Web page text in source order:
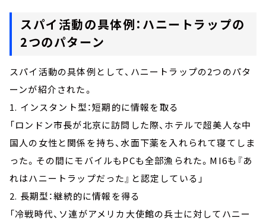
スパイ活動の具体例：ハニートラップの
2つのパターン
スパイ活動の具体例として、ハニートラップの2つのパタ
ーンが紹介された。
1. インスタント型：短期的に情報を取る
「ロンドン市長が北京に訪問した際、ホテルで超美人な中
国人の女性と関係を持ち、水面下薬を入れられて寝てしま
った。その間にモバイルもPCも全部漁られた。MI6も『あ
れはハニートラップだった』と認定している」
2. 長期型：継続的に情報を得る
「冷戦時代、ソ連がアメリカ大使館の兵士に対してハニー